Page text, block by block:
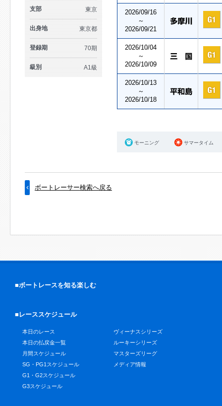
支部 東京
出身地 東京都
登録期 70期
級別 A1級
2026/09/16
～
2026/09/21
2026/10/04
～
2026/10/09
2026/10/13
～
2026/10/18
モーニング サマータイム
ボートレーサー検索へ戻る
■ボートレースを知る楽しむ
■レーススケジュール
本日のレース
本日の払戻金一覧
月間スケジュール
SG・PG1スケジュール
G1・G2スケジュール
G3スケジュール
ヴィーナスシリーズ
ルーキーシリーズ
マスターズリーグ
メディア情報